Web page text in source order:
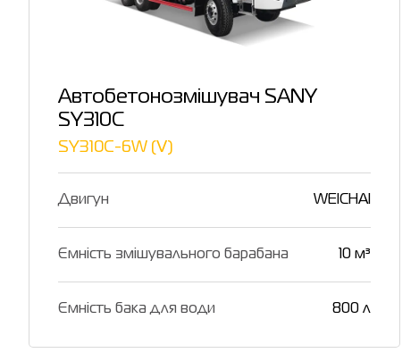
Автобетонозмішувач SANY
SY310C
SY310C-6W (Ⅴ)
Двигун WEICHAI
Ємність змішувального барабана 10 м³
Ємність бака для води 800 л